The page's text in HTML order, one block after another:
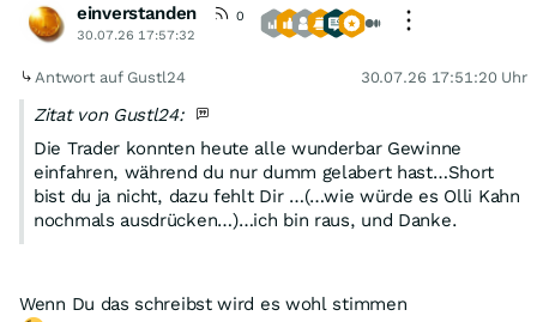
einverstanden
0
30.07.26 17:57:32
Antwort auf Gustl24 30.07.26 17:51:20 Uhr
Zitat von Gustl24:
Die Trader konnten heute alle wunderbar Gewinne
einfahren, während du nur dumm gelabert hast…Short
bist du ja nicht, dazu fehlt Dir …(…wie würde es Olli Kahn
nochmals ausdrücken…)…ich bin raus, und Danke.
Wenn Du das schreibst wird es wohl stimmen